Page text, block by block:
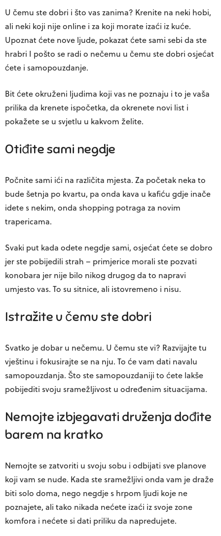
U čemu ste dobri i što vas zanima? Krenite na neki hobi,
ali neki koji nije online i za koji morate izaći iz kuće.
Upoznat ćete nove ljude, pokazat ćete sami sebi da ste
hrabri I pošto se radi o nečemu u čemu ste dobri osjećat
ćete i samopouzdanje.
Bit ćete okruženi ljudima koji vas ne poznaju i to je vaša
prilika da krenete ispočetka, da okrenete novi list i
pokažete se u svjetlu u kakvom želite.
Otiđite sami negdje
Počnite sami ići na različita mjesta. Za početak neka to
bude šetnja po kvartu, pa onda kava u kafiću gdje inače
idete s nekim, onda shopping potraga za novim
trapericama.
Svaki put kada odete negdje sami, osjećat ćete se dobro
jer ste pobijedili strah – primjerice morali ste pozvati
konobara jer nije bilo nikog drugog da to napravi
umjesto vas. To su sitnice, ali istovremeno i nisu.
Istražite u čemu ste dobri
Svatko je dobar u nečemu. U čemu ste vi? Razvijajte tu
vještinu i fokusirajte se na nju. To će vam dati navalu
samopouzdanja. Što ste samopouzdaniji to ćete lakše
pobijediti svoju sramežljivost u određenim situacijama.
Nemojte izbjegavati druženja dođite
barem na kratko
Nemojte se zatvoriti u svoju sobu i odbijati sve planove
koji vam se nude. Kada ste sramežljivi onda vam je draže
biti solo doma, nego negdje s hrpom ljudi koje ne
poznajete, ali tako nikada nećete izaći iz svoje zone
komfora i nećete si dati priliku da napredujete.